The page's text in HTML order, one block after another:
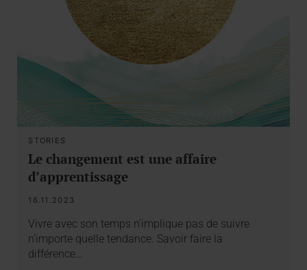
STORIES
Le changement est une affaire
d’apprentissage
16.11.2023
Vivre avec son temps n’implique pas de suivre
n’importe quelle tendance. Savoir faire la
différence…